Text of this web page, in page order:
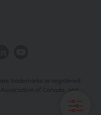
trademarks or registered
of Canada, and